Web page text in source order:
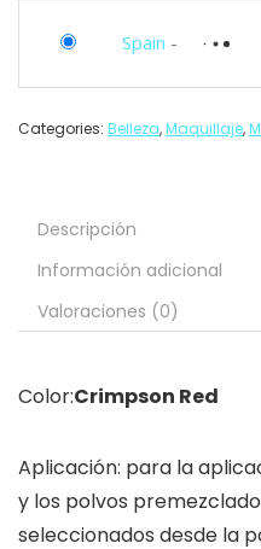
Spain -
Categories: Belleza,Maquillaje,
Descripción
Información adicional
Valoraciones (0)
Color:Crimpson Red
Aplicación: para la
y los polvos
seleccionados desde la